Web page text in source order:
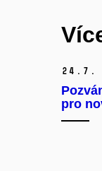
24. 7.
pro